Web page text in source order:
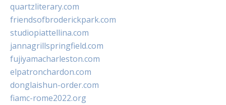
quartzliterary.com
friendsofbroderickpark.com
studiopiattellina.com
jannagrillspringfield.com
fujiyamacharleston.com
elpatronchardon.com
donglaishun-order.com
fiamc-rome2022.org